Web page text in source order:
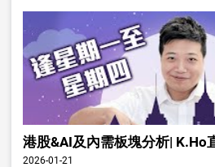
港股&AI及內需板塊分析| K.Ho
2026-01-21